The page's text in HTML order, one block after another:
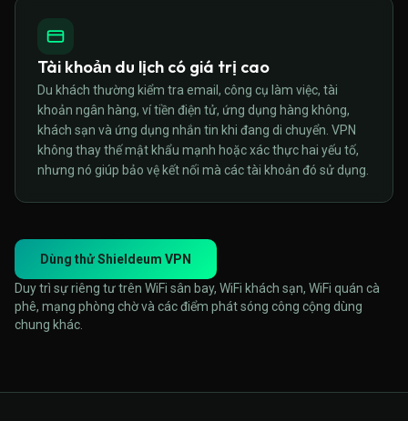
Tài khoản du lịch có giá trị cao
Du khách thường kiểm tra email, công cụ làm việc, tài
khoản ngân hàng, ví tiền điện tử, ứng dụng hàng không,
khách sạn và ứng dụng nhắn tin khi đang di chuyển. VPN
không thay thế mật khẩu mạnh hoặc xác thực hai yếu tố,
nhưng nó giúp bảo vệ kết nối mà các tài khoản đó sử dụng.
Dùng thử Shieldeum VPN
Duy trì sự riêng tư trên WiFi sân bay, WiFi khách sạn, WiFi quán cà
phê, mạng phòng chờ và các điểm phát sóng công cộng dùng
chung khác.